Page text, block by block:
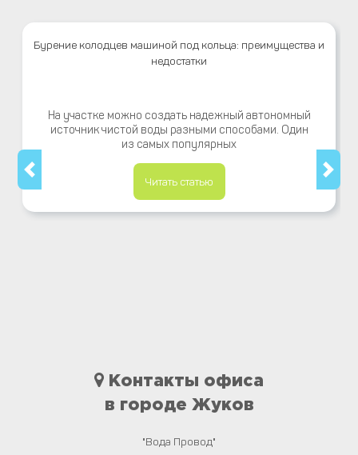
Бурение колодцев машиной под кольца: преимущества и
недостатки
На участке можно создать надежный автономный
источник чистой воды разными способами. Один
из самых популярных
Читать статью
Контакты офиса
в городе Жуков
"Вода Провод"